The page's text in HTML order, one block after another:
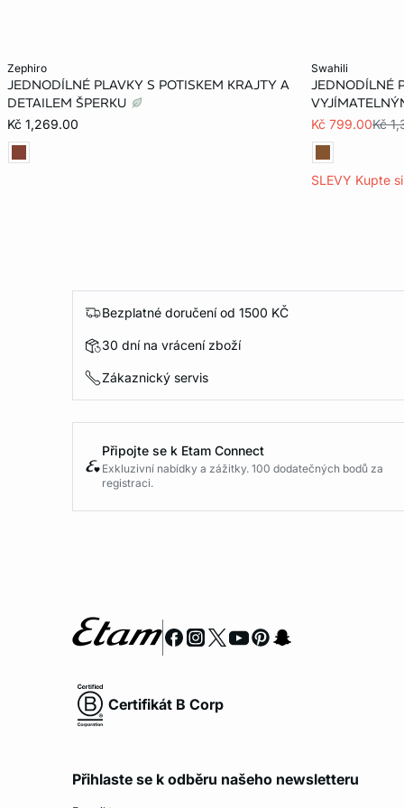
zephiro
JEDNODÍLNÉ PLAVKY S POTISKEM KRAJTY A
DETAILEM ŠPERKU
Kč 1,269.00
34 36
swahili
JEDNODÍLNÉ
Kč 799.00Kč
SLEVY Kupte
36
Bezplatné doručení od 1500 KČ
30 dní na vrácení zboží
Zákaznický servis
Připojte se k Etam Connect
Exkluzivní nabídky a zážitky. 100 dodatečných bodů za
registraci.
Certifikát B Corp
Přihlaste se k odběru našeho newsletteru